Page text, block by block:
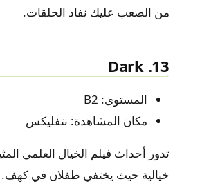
من الصعب عليك نفاد الحلقات.
13. Dark
المستوى: B2
مكان المشاهدة: نتفليكس
تدور أحداث فيلم الخيال العلمي
خيالية حيث يختفي طفلان في